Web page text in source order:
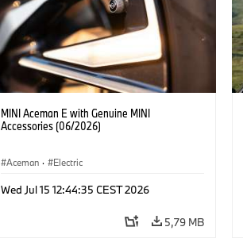
MINI Aceman E with Genuine MINI
Accessories (06/2026)
Aceman · Electric
Wed Jul 15 12:44:35 CEST 2026
5,79 MB